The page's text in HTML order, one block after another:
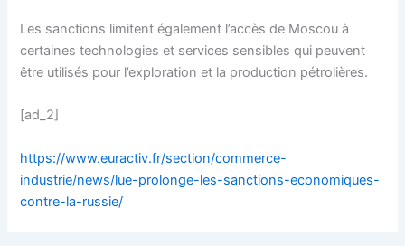
Les sanctions limitent également l’accès de Moscou à
certaines technologies et services sensibles qui peuvent
être utilisés pour l’exploration et la production pétrolières.
[ad_2]
https://www.euractiv.fr/section/commerce-
industrie/news/lue-prolonge-les-sanctions-economiques-
contre-la-russie/